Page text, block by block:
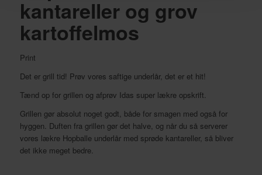
kantareller og grov
kartoffelmos
Print
Det er grill tid! Prøv vores saftige underlår, det er et hit!
Tænd op for grillen og afprøv Idas super lækre opskrift.
Grillen gør absolut noget godt, både for smagen med også for
hyggen. Duften fra grillen gør det halve, og når du så serverer
vores lækre Hopballe underlår med sprøde kantareller, så bliver
det ikke meget bedre.